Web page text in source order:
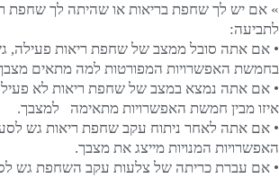
» אם יש לך שחפת בריאות או שהיתה לך שחפת
לתביעה:
בחמשת האפשרויות המפורטות למה מתאים
איזו מבין חמשת האפשרויות מתאימה למצבך.
האפשרויות המנויות מייצג את מצבך.
• אם עברת כריתה של צלעות עקב השחפת גש